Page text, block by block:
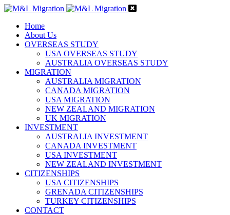
Home
About Us
OVERSEAS STUDY
USA OVERSEAS STUDY
AUSTRALIA OVERSEAS STUDY
MIGRATION
AUSTRALIA MIGRATION
CANADA MIGRATION
USA MIGRATION
NEW ZEALAND MIGRATION
UK MIGRATION
INVESTMENT
AUSTRALIA INVESTMENT
CANADA INVESTMENT
USA INVESTMENT
NEW ZEALAND INVESTMENT
CITIZENSHIPS
USA CITIZENSHIPS
GRENADA CITIZENSHIPS
TURKEY CITIZENSHIPS
CONTACT